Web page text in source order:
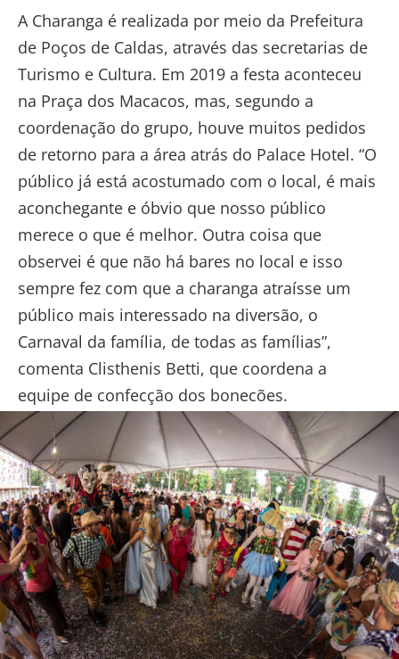
A Charanga é realizada por meio da Prefeitura
de Poços de Caldas, através das secretarias de
Turismo e Cultura. Em 2019 a festa aconteceu
na Praça dos Macacos, mas, segundo a
coordenação do grupo, houve muitos pedidos
de retorno para a área atrás do Palace Hotel. “O
público já está acostumado com o local, é mais
aconchegante e óbvio que nosso público
merece o que é melhor. Outra coisa que
observei é que não há bares no local e isso
sempre fez com que a charanga atraísse um
público mais interessado na diversão, o
Carnaval da família, de todas as famílias”,
comenta Clisthenis Betti, que coordena a
equipe de confecção dos bonecões.